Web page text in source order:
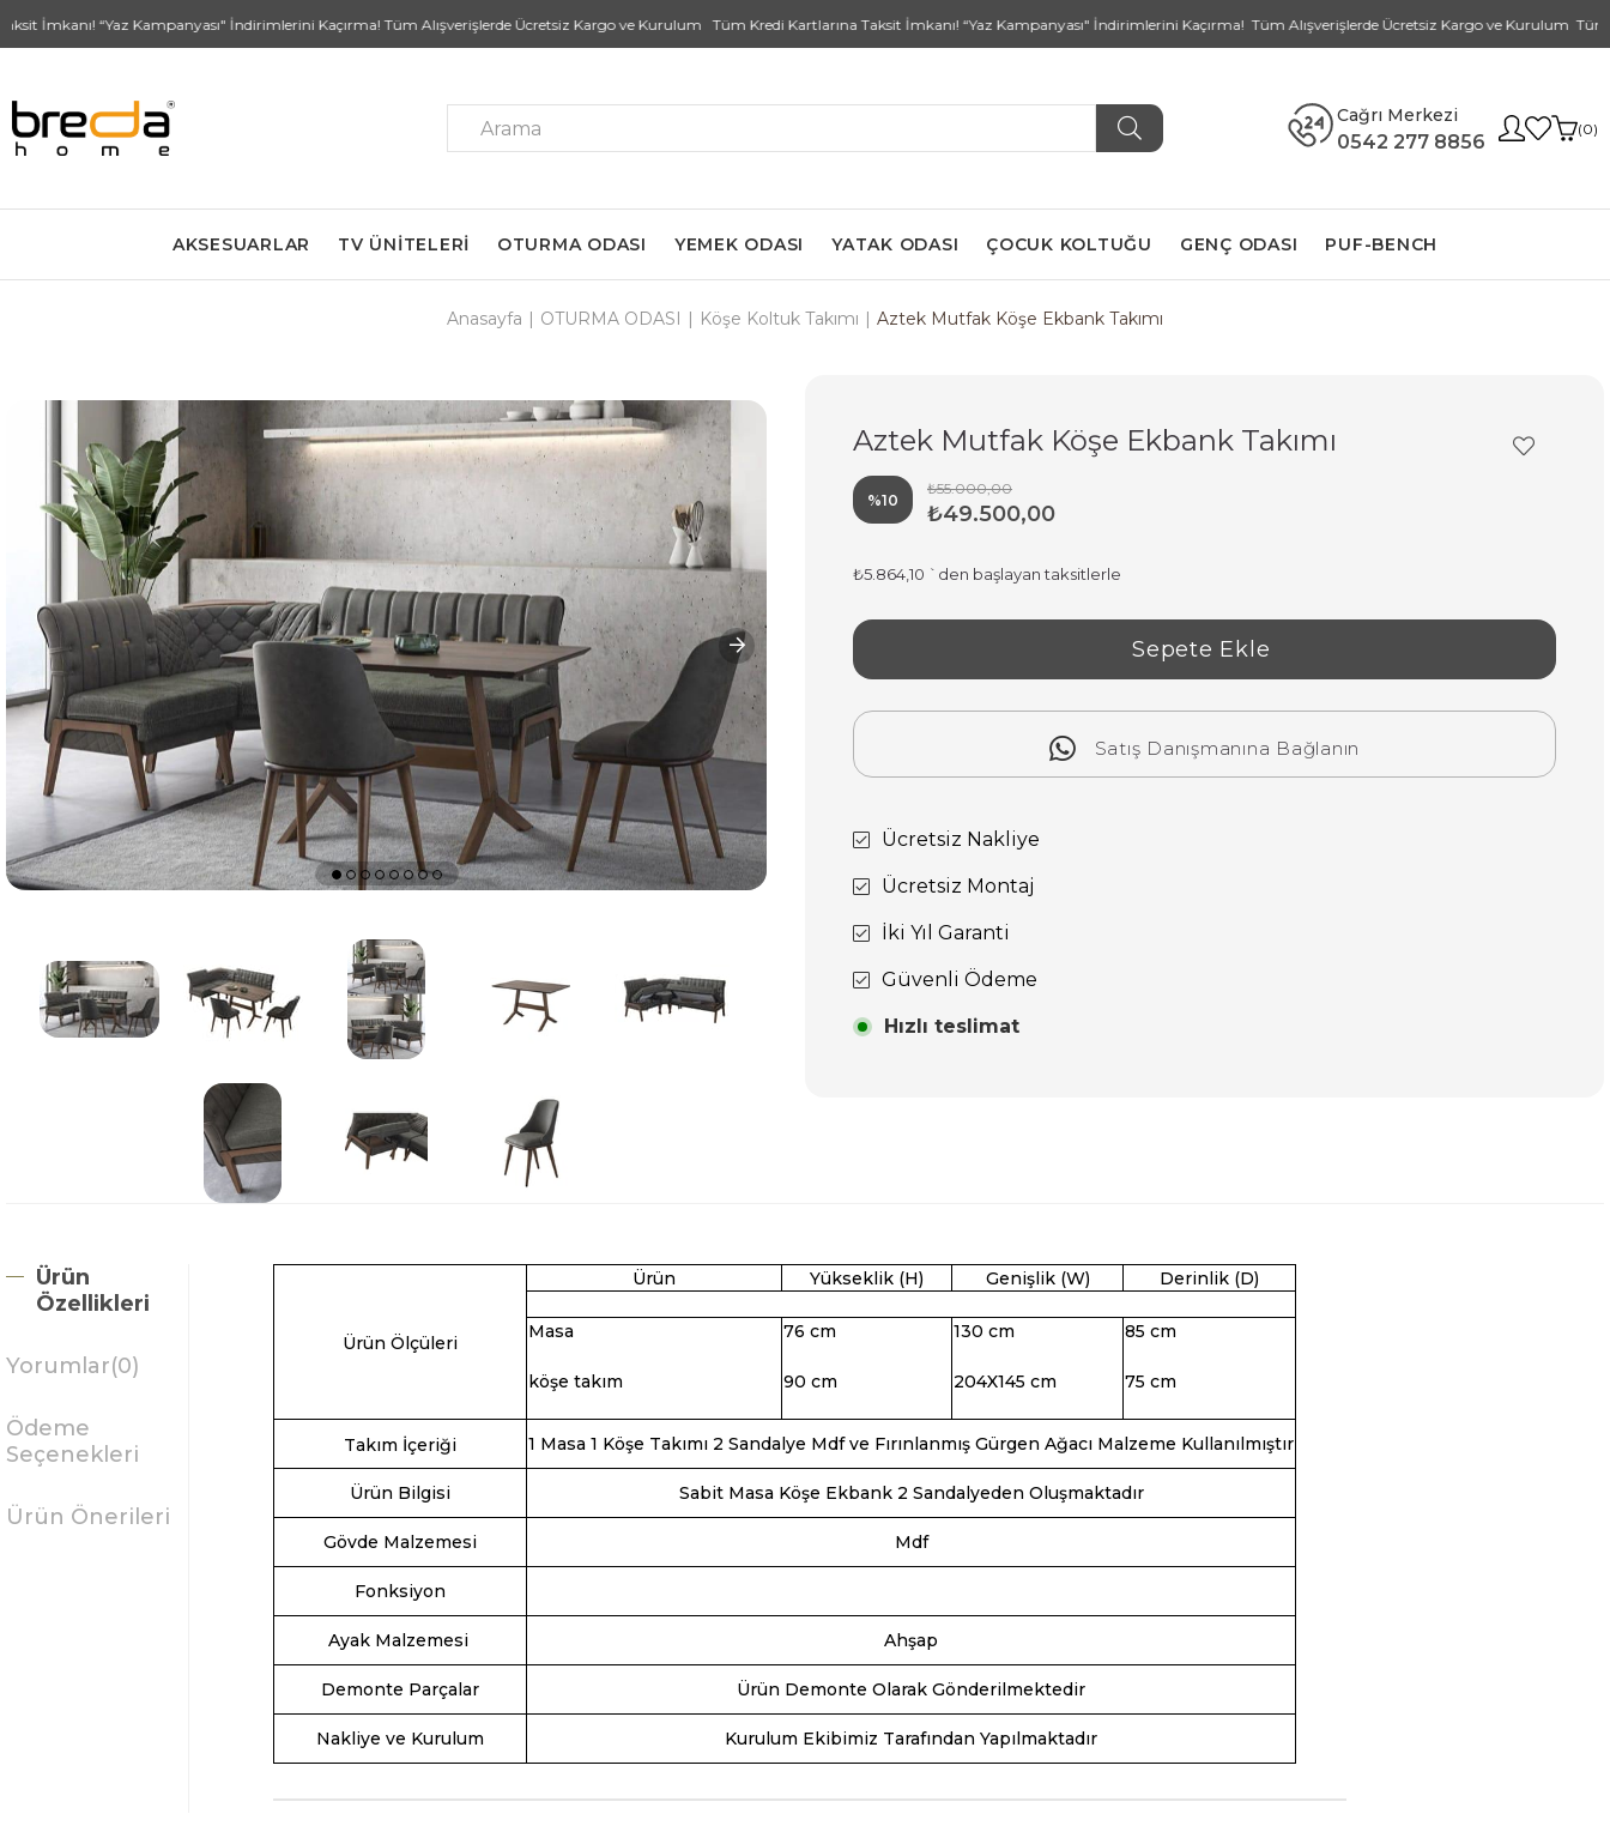
“Yaz Kampanyası" İndirimlerini Kaçırma! Tüm Alışverişlerde Ücretsiz Kargo ve Kurulum Tüm Kredi Kartlarına Taksit İmkanı! “Yaz Kampanyası" İndirimlerini Kaçırma! Tüm Alışverişlerde Ücretsiz Kargo ve
Cağrı Merkezi
0542 277 8856
0
AKSESUARLAR TV ÜNİTELERİ OTURMA ODASI YEMEK ODASI YATAK ODASI ÇOCUK KOLTUĞU GENÇ ODASI PUF-BENCH
Anasayfa OTURMA ODASI Köşe Koltuk Takımı Aztek Mutfak Köşe Ekbank Takımı
Aztek Mutfak Köşe Ekbank Takımı
%10
İndirim
₺55.000,00
₺49.500,00
₺5.864,10 `den başlayan taksitlerle
Satış Danışmanına Bağlanın
Ücretsiz Nakliye
Ücretsiz Montaj
İki Yıl Garanti
Güvenli Ödeme
Hızlı teslimat
Ürün
Özellikleri
Yorumlar(0)
Ödeme
Seçenekleri
Ürün Önerileri
Ürün Ölçüleri
Ürün Yükseklik (H) Genişlik (W) Derinlik (D)
Masa 76 cm 130 cm 85 cm
köşe takım 90 cm 204X145 cm 75 cm
Takım İçeriği 1 Masa 1 Köşe Takımı 2 Sandalye Mdf ve Fırınlanmış Gürgen Ağacı Malzeme Kullanılmıştır
Ürün Bilgisi Sabit Masa Köşe Ekbank 2 Sandalyeden Oluşmaktadır
Gövde Malzemesi Mdf
Fonksiyon
Ayak Malzemesi Ahşap
Demonte Parçalar Ürün Demonte Olarak Gönderilmektedir
Nakliye ve Kurulum Kurulum Ekibimiz Tarafından Yapılmaktadır